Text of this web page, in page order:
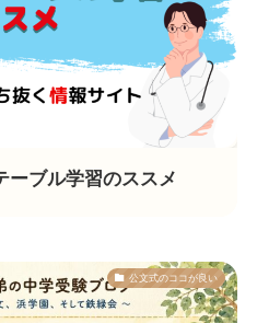
ーブル学習のススメ
公文式のココが良い